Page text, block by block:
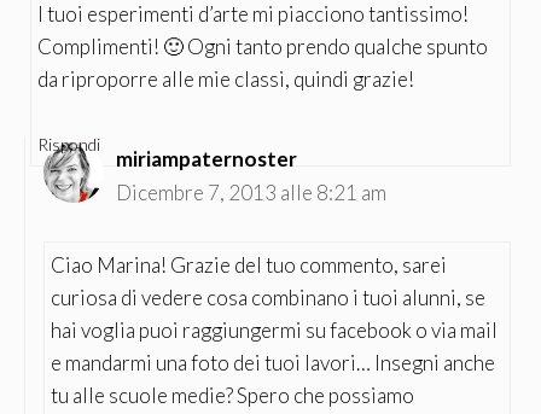
I tuoi esperimenti d’arte mi piacciono tantissimo!
Complimenti! 🙂 Ogni tanto prendo qualche spunto
da riproporre alle mie classi, quindi grazie!
Rispondi
miriampaternoster
Dicembre 7, 2013 alle 8:21 am
Ciao Marina! Grazie del tuo commento, sarei
curiosa di vedere cosa combinano i tuoi alunni, se
hai voglia puoi raggiungermi su facebook o via mail
e mandarmi una foto dei tuoi lavori… Insegni anche
tu alle scuole medie? Spero che possiamo